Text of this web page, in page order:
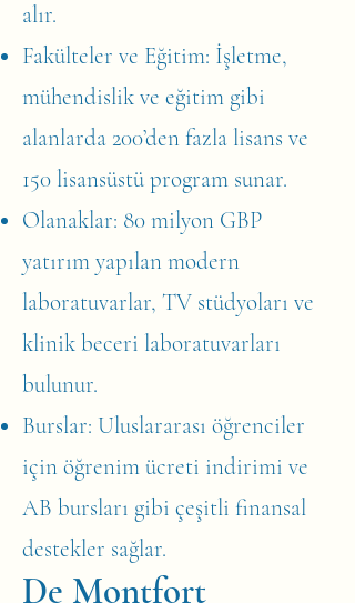
alır.
Fakülteler ve Eğitim: İşletme,
mühendislik ve eğitim gibi
alanlarda 200’den fazla lisans ve
150 lisansüstü program sunar.
Olanaklar: 80 milyon GBP
yatırım yapılan modern
laboratuvarlar, TV stüdyoları ve
klinik beceri laboratuvarları
bulunur.
Burslar: Uluslararası öğrenciler
için öğrenim ücreti indirimi ve
AB bursları gibi çeşitli finansal
destekler sağlar.
De Montfort